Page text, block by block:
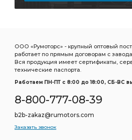
ООО «Румоторс» - крупный оптовый
работает по прямым договорам с
Вся продукция имеет сертификаты,
технические паспорта.
Работаем ПН-ПТ c 8:00 до 18:00, СБ-ВС
8-800-777-08-39
b2b-zakaz@rumotors.com
Заказать звонок